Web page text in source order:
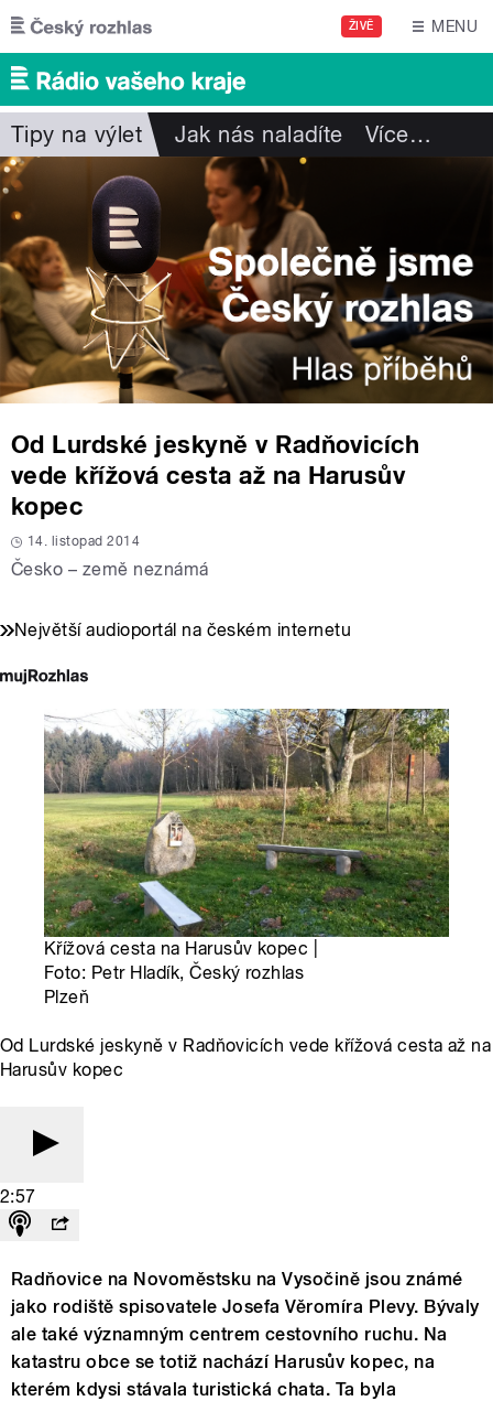
Přejít k hlavnímu obsahu
ŽIVĚ MENU
Tipy na výlet Jak nás naladíte Více…
Od Lurdské jeskyně v Radňovicích
vede křížová cesta až na Harusův
kopec
14. listopad 2014
Česko – země neznámá
Největší audioportál na českém internetu
Křížová cesta na Harusův kopec |
Foto: Petr Hladík, Český rozhlas
Plzeň
Od Lurdské jeskyně v Radňovicích vede křížová cesta až na
Harusův kopec
2:57
Radňovice na Novoměstsku na Vysočině jsou známé
jako rodiště spisovatele Josefa Věromíra Plevy. Bývaly
ale také významným centrem cestovního ruchu. Na
katastru obce se totiž nachází Harusův kopec, na
kterém kdysi stávala turistická chata. Ta byla